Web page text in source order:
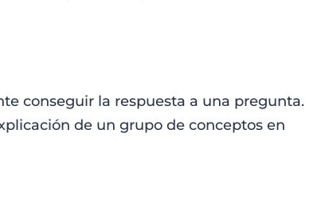
conseguir la respuesta a una pregunta.
de un grupo de conceptos en